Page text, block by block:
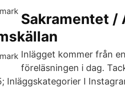
Sakramentet /
Inlägget kommer från
föreläsningen i dag.
Inläggskategorier I